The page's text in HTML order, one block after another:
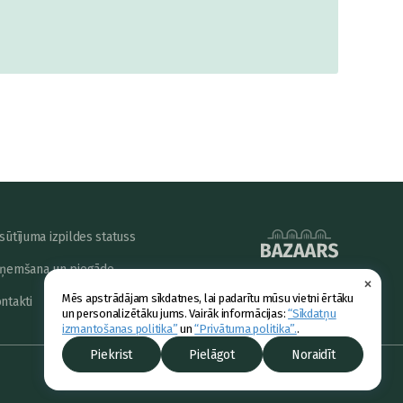
×
Mēs apstrādājam sīkdatnes, lai padarītu mūsu vietni ērtāku
un personalizētāku jums. Vairāk informācijas:“Sīkdatņu
izmantošanas politika” un“Privātuma politika”..
Piekrist Pielāgot Noraidīt
izpildes statuss
un piegāde